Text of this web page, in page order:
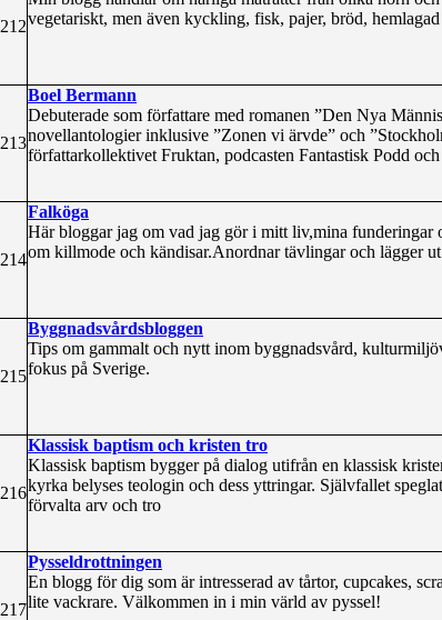
212vegetariskt, men även kyckling, fisk, pajer, bröd,
213
Boel Bermann
Debuterade som författare med romanen ”Den Nya
novellantologier inklusive ”Zonen vi ärvde” och
författarkollektivet Fruktan, podcasten Fantastisk Podd
214
Falköga
Här bloggar jag om vad jag gör i mitt liv,mina funderingar
om killmode och kändisar.Anordnar tävlingar och lägger
215
Byggnadsvårdsbloggen
Tips om gammalt och nytt inom byggnadsvård,
fokus på Sverige.
216
Klassisk baptism och kristen tro
Klassisk baptism bygger på dialog utifrån en klassisk
kyrka belyses teologin och dess yttringar. Självfallet
förvalta arv och tro
217
Pysseldrottningen
En blogg för dig som är intresserad av tårtor, cupcakes,
lite vackrare. Välkommen in i min värld av pyssel!